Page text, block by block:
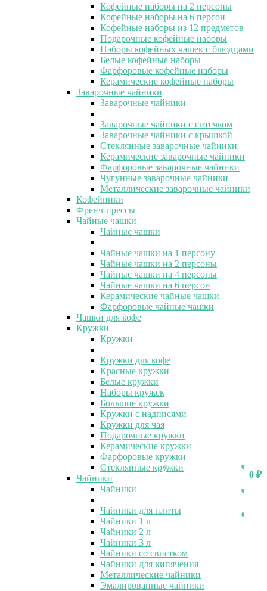
0
0 ₽
0
0
0
Кофейные наборы на 2 персоны
Кофейные наборы на 6 персон
Кофейные наборы из 12 предметов
Подарочные кофейные наборы
Наборы кофейных чашек с блюдцами
Белые кофейные наборы
Фарфоровые кофейные наборы
Керамические кофейные наборы
Заварочные чайники
Заварочные чайники
Заварочные чайники с ситечком
Заварочные чайники с крышкой
Стеклянные заварочные чайники
Керамические заварочные чайники
Фарфоровые заварочные чайники
Чугунные заварочные чайники
Металлические заварочные чайники
Кофейники
Френч-прессы
Чайные чашки
Чайные чашки
Чайные чашки на 1 персону
Чайные чашки на 2 персоны
Чайные чашки на 4 персоны
Чайные чашки на 6 персон
Керамические чайные чашки
Фарфоровые чайные чашки
Чашки для кофе
Кружки
Кружки
Кружки для кофе
Красные кружки
Белые кружки
Наборы кружек
Большие кружки
Кружки с надписями
Кружки для чая
Подарочные кружки
Керамические кружки
Фарфоровые кружки
Стеклянные кружки
Чайники
Чайники
Чайники для плиты
Чайники 1 л
Чайники 2 л
Чайники 3 л
Чайники со свистком
Чайники для кипячения
Металлические чайники
Эмалированные чайники